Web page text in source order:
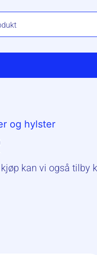
og hylster
kan vi også tilby